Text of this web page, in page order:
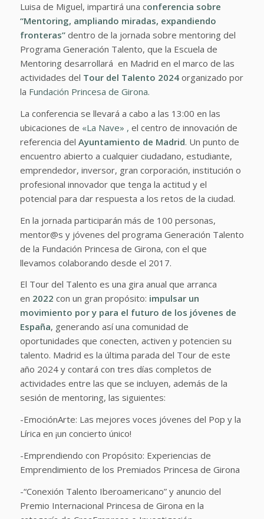
Luisa de Miguel, impartirá una conferencia sobre
“Mentoring, ampliando miradas, expandiendo
fronteras”dentro de la jornada sobre mentoring del
Programa Generación Talento, que la Escuela de
Mentoring desarrollará en Madrid en el marco de las
actividades del Tour del Talento 2024organizado por
la Fundación Princesa de Girona.
La conferencia se llevará a cabo a las 13:00 en las
ubicaciones de «La Nave» , el centro de innovación de
referencia del Ayuntamiento de Madrid. Un punto de
encuentro abierto a cualquier ciudadano, estudiante,
emprendedor, inversor, gran corporación, institución o
profesional innovador que tenga la actitud y el
potencial para dar respuesta a los retos de la ciudad.
En la jornada participarán más de 100 personas,
mentor@s y jóvenes del programa Generación Talento
de la Fundación Princesa de Girona, con el que
llevamos colaborando desde el 2017.
El Tour del Talento es una gira anual que arranca
en 2022 con un gran propósito: impulsar un
movimiento por y para el futuro de los jóvenes de
España, generando así una comunidad de
oportunidades que conecten, activen y potencien su
talento. Madrid es la última parada del Tour de este
año 2024 y contará con tres días completos de
actividades entre las que se incluyen, además de la
sesión de mentoring, las siguientes:
-EmociónArte: Las mejores voces jóvenes del Pop y la
Lírica en ¡un concierto único!
-Emprendiendo con Propósito: Experiencias de
Emprendimiento de los Premiados Princesa de Girona
-“Conexión Talento Iberoamericano” y anuncio del
Premio Internacional Princesa de Girona en la